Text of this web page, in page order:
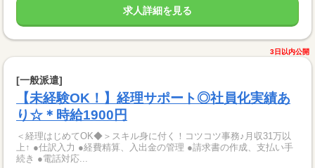
求人詳細を見る
3日以内公開
[一般派遣]
【未経験OK！】経理サポート◎社員化実績あ
り☆＊時給1900円
＜経理はじめてOK◆＞スキル身に付く！コツコツ事務♪月収31万以
上↑ ●仕訳入力 ●経費精算、入出金の管理 ●請求書の作成、支払い手
続き ●電話対応...